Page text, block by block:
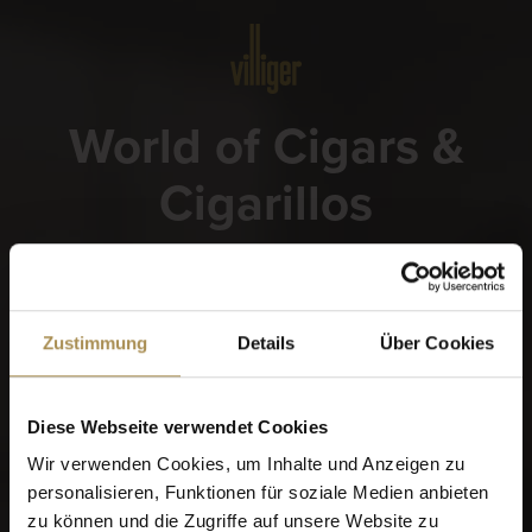
Zustimmung Details Über Cookies
Diese Webseite verwendet Cookies
Wir verwenden Cookies, um Inhalte und Anzeigen zu
personalisieren, Funktionen für soziale Medien anbieten
zu können und die Zugriffe auf unsere Website zu
World of Cigars &
Cigarillos
Wann wurden Sie geboren?
Erinnere dich an mich
Zigarren und Zigarillos sind Genussmittel für Erwachsene.
Für den Zugriff auf diese Seite müssen Sie mindestens 18